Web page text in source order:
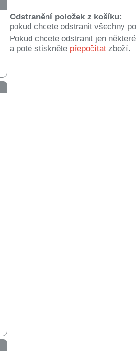
Odstranění položek z košíku:
pokud chcete odstranit všechny
Pokud chcete odstranit jen
a poté stiskněte přepočítat zboží.